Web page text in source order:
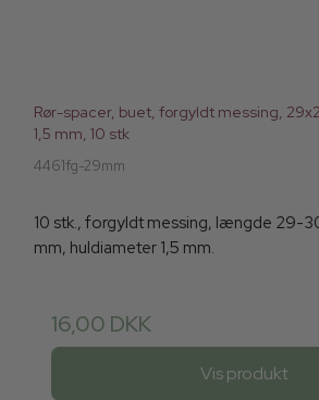
Rør-spacer, buet, forgyldt messing,
1,5 mm, 10 stk
4461fg-29mm
10 stk., forgyldt messing, længde 29-
mm, huldiameter 1,5 mm.
16,00 DKK
Vis produkt